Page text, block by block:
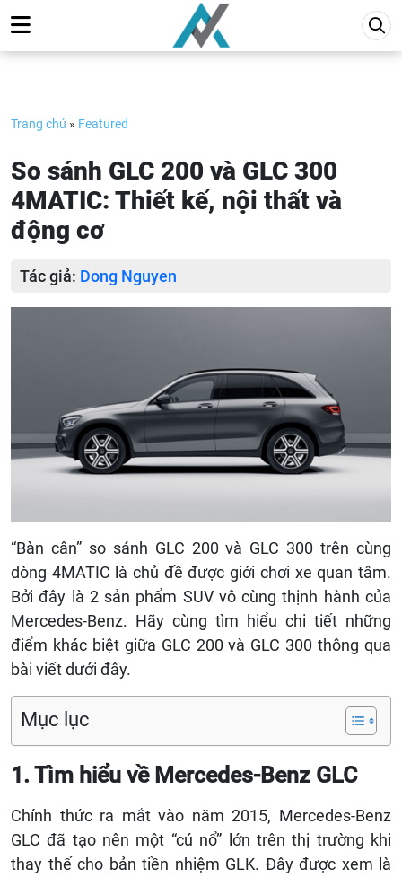
to
content
Trang chủ » Featured
So sánh GLC 200 và GLC 300
4MATIC: Thiết kế, nội thất và
động cơ
Tác giả: Dong Nguyen
“Bàn cân” so sánh GLC 200 và GLC 300 trên cùng
dòng 4MATIC là chủ đề được giới chơi xe quan tâm.
Bởi đây là 2 sản phẩm SUV vô cùng thịnh hành của
Mercedes-Benz. Hãy cùng tìm hiểu chi tiết những
điểm khác biệt giữa GLC 200 và GLC 300 thông qua
bài viết dưới đây.
Mục lục
1. Tìm hiểu về Mercedes-Benz GLC
Chính thức ra mắt vào năm 2015, Mercedes-Benz
GLC đã tạo nên một “cú nổ” lớn trên thị trường khi
thay thế cho bản tiền nhiệm GLK. Đây được xem là